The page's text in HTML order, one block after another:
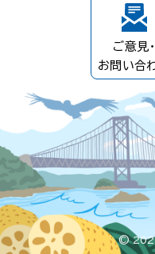
ご意見・
お問い合
©